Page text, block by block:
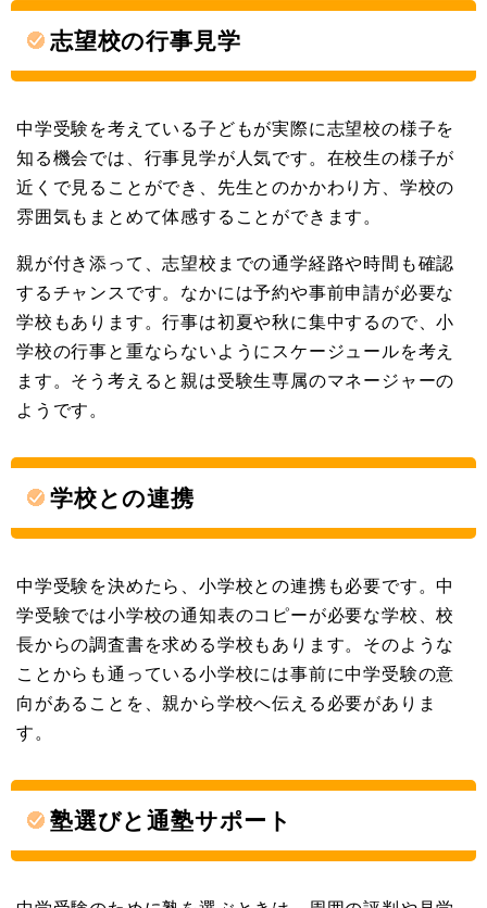
志望校の行事見学
中学受験を考えている子どもが実際に志望校の様子を
知る機会では、行事見学が人気です。在校生の様子が
近くで見ることができ、先生とのかかわり方、学校の
雰囲気もまとめて体感することができます。
親が付き添って、志望校までの通学経路や時間も確認
するチャンスです。なかには予約や事前申請が必要な
学校もあります。行事は初夏や秋に集中するので、小
学校の行事と重ならないようにスケージュールを考え
ます。そう考えると親は受験生専属のマネージャーの
ようです。
学校との連携
中学受験を決めたら、小学校との連携も必要です。中
学受験では小学校の通知表のコピーが必要な学校、校
長からの調査書を求める学校もあります。そのような
ことからも通っている小学校には事前に中学受験の意
向があることを、親から学校へ伝える必要がありま
す。
塾選びと通塾サポート